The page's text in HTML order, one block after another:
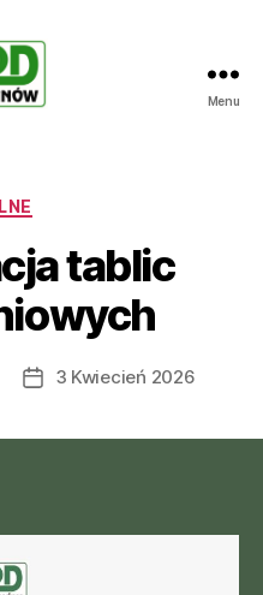
Menu
tablic
Post3 Kwiecień 2026